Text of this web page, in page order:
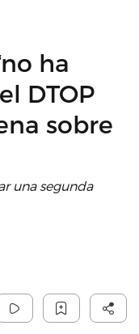
ha
DTOP
sobre
una segunda